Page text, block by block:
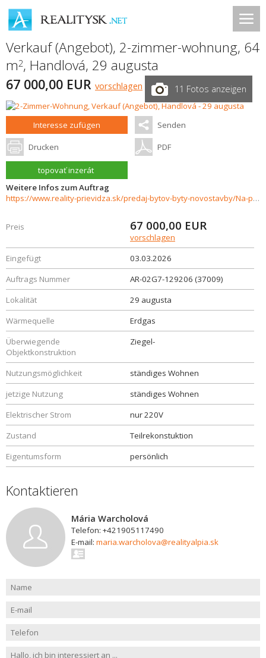
Verkauf (Angebot), 2-zimmer-wohnung, 64
m2, Handlová, 29 augusta
67 000,00 EUR vorschlagen 11 Fotos anzeigen
Interesse zufügen Senden
Drucken PDF
topovať inzerát
Weitere Infos zum Auftrag
https://www.reality-prievidza.sk/predaj-bytov-byty-novostavby/Na-predaj-2izbovy-byt-po-ciastocnej-rekonstrukcii-Ul.29-Augusta-37009/?utm_source=areality&utm_medium=xml&utm_term=37009&utm_content=byt&utm_campaign=portaly
Preis 67 000,00 EUR
vorschlagen
Eingefügt
03.03.2026
Auftrags Nummer
AR-02G7-129206 (37009)
Lokalität
29 augusta
Wärmequelle
Erdgas
Überwiegende
Objektkonstruktion
Ziegel-
Nutzungsmöglichkeit
ständiges Wohnen
jetzige Nutzung
ständiges Wohnen
Elektrischer Strom
nur 220V
Zustand
Teilrekonstuktion
Eigentumsform
persönlich
Kontaktieren
Mária Warcholová
Telefon: +421905117490
E-mail: maria.warcholova@realityalpia.sk